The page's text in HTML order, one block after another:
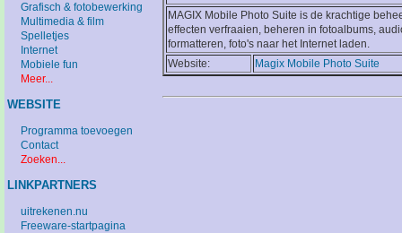
MAGIX Mobile Photo Suite is de krachtige
effecten verfraaien, beheren in fotoalbums,
formatteren, foto's naar het Internet laden.
Website:
Magix Mobile Photo Suite
Grafisch & fotobewerking
Multimedia & film
Spelletjes
Internet
Mobiele fun
Meer...
WEBSITE
Programma toevoegen
Contact
Zoeken...
LINKPARTNERS
uitrekenen.nu
Freeware-startpagina